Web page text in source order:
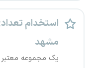
استخدام
مشهد
یک مجموعه معتبر